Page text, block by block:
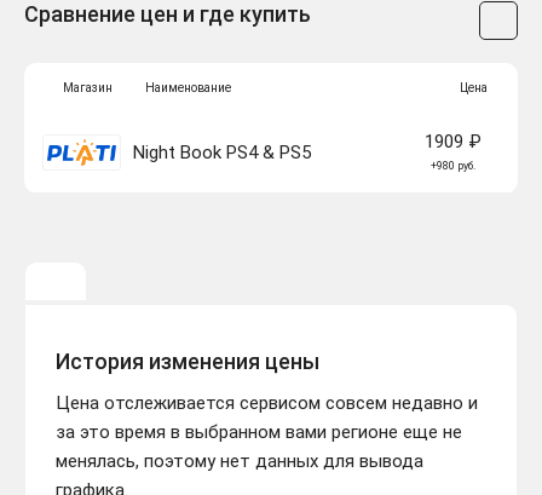
Сравнение цен и где купить
Магазин Наименование Цена
Night Book PS4 & PS5 1909 ₽
+980 руб.
История изменения цены
Цена отслеживается сервисом совсем недавно и
за это время в выбранном вами регионе еще не
менялась, поэтому нет данных для вывода
графика.